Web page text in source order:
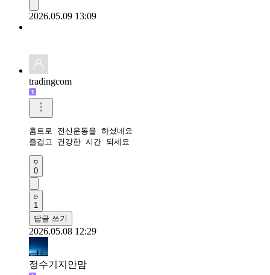
2026.05.09 13:09
tradingcom
홈트로 전신운동을 하셨네요
즐겁고 건강한 시간 되세요
0
1
답글 쓰기
2026.05.08 12:29
정수기지안맘